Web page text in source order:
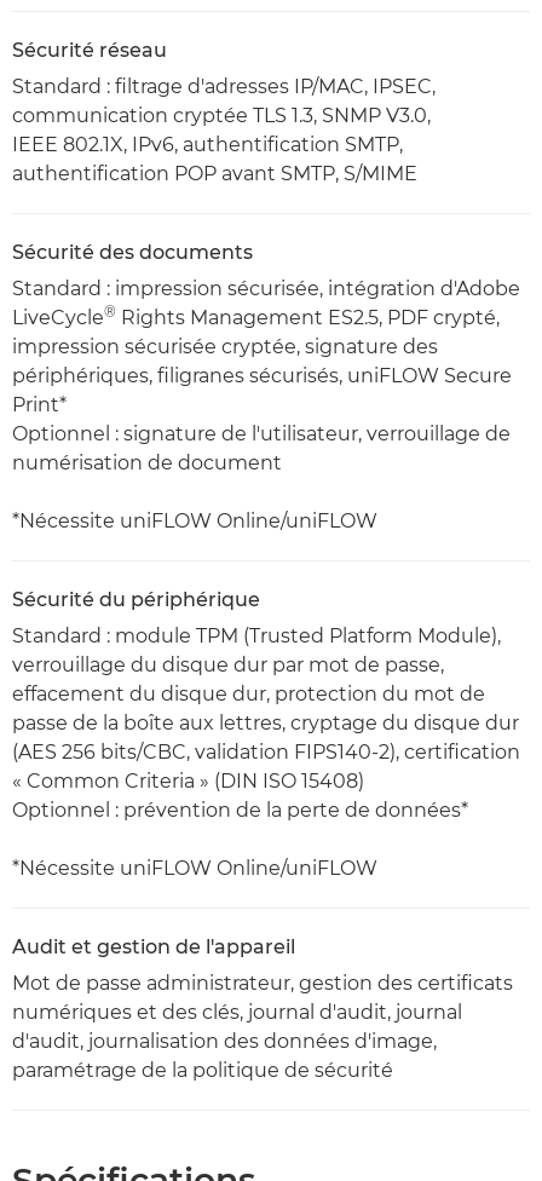
Sécurité réseau
Standard : filtrage d'adresses IP/MAC, IPSEC,
communication cryptée TLS 1.3, SNMP V3.0,
IEEE 802.1X, IPv6, authentification SMTP,
authentification POP avant SMTP, S/MIME
Sécurité des documents
Standard : impression sécurisée, intégration d'Adobe
LiveCycle® Rights Management ES2.5, PDF crypté,
impression sécurisée cryptée, signature des
périphériques, filigranes sécurisés, uniFLOW Secure
Print*
Optionnel : signature de l'utilisateur, verrouillage de
numérisation de document
*Nécessite uniFLOW Online/uniFLOW
Sécurité du périphérique
Standard : module TPM (Trusted Platform Module),
verrouillage du disque dur par mot de passe,
effacement du disque dur, protection du mot de
passe de la boîte aux lettres, cryptage du disque dur
(AES 256 bits/CBC, validation FIPS140-2), certification
« Common Criteria » (DIN ISO 15408)
Optionnel : prévention de la perte de données*
*Nécessite uniFLOW Online/uniFLOW
Audit et gestion de l'appareil
Mot de passe administrateur, gestion des certificats
numériques et des clés, journal d'audit, journal
d'audit, journalisation des données d'image,
paramétrage de la politique de sécurité